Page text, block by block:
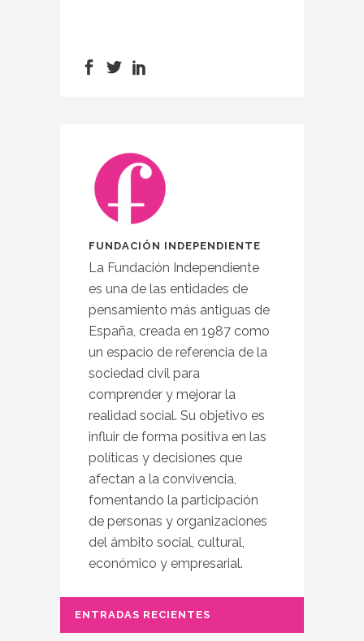
FUNDACIÓN INDEPENDIENTE
La Fundación Independiente
es una de las entidades de
pensamiento más antiguas de
España, creada en 1987 como
un espacio de referencia de la
sociedad civil para
comprender y mejorar la
realidad social. Su objetivo es
influir de forma positiva en las
políticas y decisiones que
afectan a la convivencia,
fomentando la participación
de personas y organizaciones
del ámbito social, cultural,
económico y empresarial.
ENTRADAS RECIENTES